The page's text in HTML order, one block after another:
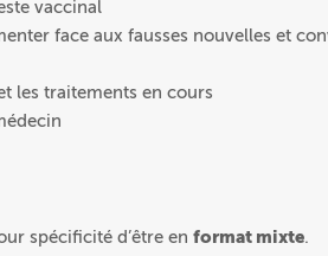
vaccinal
face aux fausses nouvelles et
les traitements en cours
spécificité d’être en format mixte.